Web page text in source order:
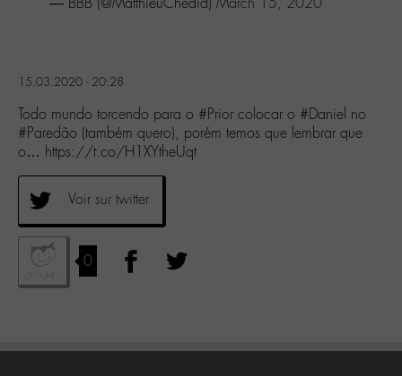
recherche
15.03.2020 - 20:28
Todo mundo torcendo para o #Prior colocar o #Daniel no
#Paredão (também quero), porém temos que lembrar que
o… https://t.co/H1XYtheUqt
Voir sur twitter
0